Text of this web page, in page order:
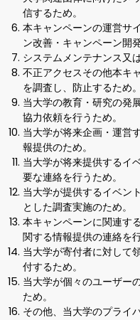
信するため。
本キャンペーンの運営サ
ン改善・キャンペーン開
システムメンテナンス又
不正アクセスその他本キ
を調査し、防止するため。
当大学の教育・研究の発
協力依頼を行うため。
当大学が将来企画・運営
報提供のため。
当大学が将来提供するイ
要な連絡を行うため。
当大学が提供するイベン
とした調査実施のため。
本キャンペーンに関連す
関する情報提供の連絡を
当大学が寄付者に対して
付するため。
当大学が個々のユーザー
ため。
その他、当大学のプライ